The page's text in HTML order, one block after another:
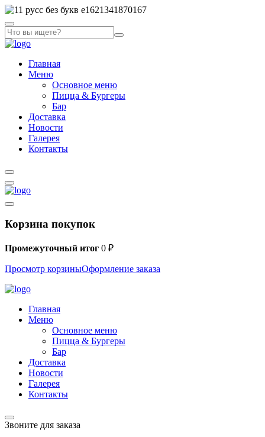
Главная
Меню
Основное меню
Пицца & Бургеры
Бар
Доставка
Новости
Галерея
Контакты
Корзина покупок
Промежуточный итог 0 ₽
Просмотр корзиныОформление заказа
Главная
Меню
Основное меню
Пицца & Бургеры
Бар
Доставка
Новости
Галерея
Контакты
Звоните для заказа